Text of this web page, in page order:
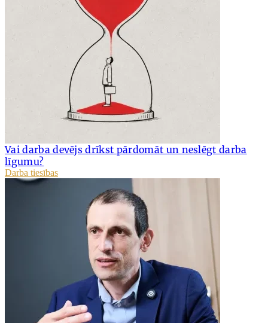
Vai darba devējs drīkst pārdomāt un neslēgt darba
līgumu?
Darba tiesības